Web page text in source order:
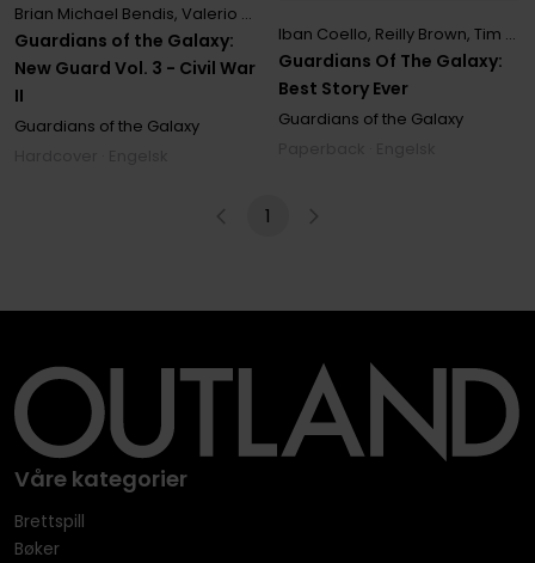
Guardians of the Galaxy:
New Guard Vol. 3 - Civil War
II
Brian Michael Bendis, Valerio Schiti
Guardians of the Galaxy
Guardians Of The Galaxy:
Best Story Ever
Iban Coello, Reilly Brown,Tim Seeley
Guardians of the Galaxy
1
Våre kategorier
Brettspill
Bøker